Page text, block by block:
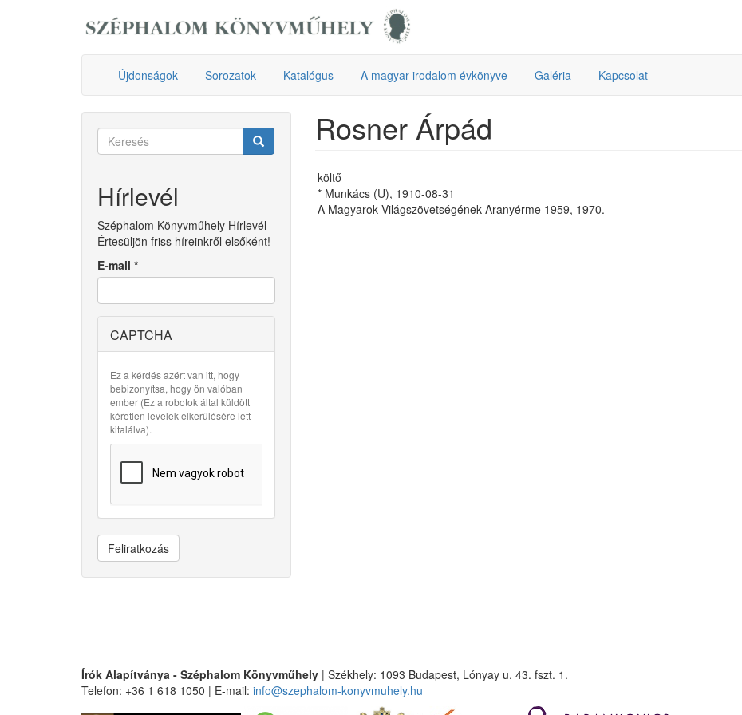
Újdonságok Sorozatok Katalógus A magyar irodalom évkönyve Galéria Kapcsolat
Keresés
Hírlevél
Széphalom Könyvműhely Hírlevél -
Értesüljön friss híreinkről elsőként!
E-mail *
CAPTCHA
Ez a kérdés azért van itt, hogy
bebizonyítsa, hogy ön valóban
ember (Ez a robotok által küldött
kéretlen levelek elkerülésére lett
kitalálva).
Feliratkozás
Rosner Árpád
költő
* Munkács (U), 1910-08-31
A Magyarok Világszövetségének Aranyérme 1959, 1970.
Írók Alapítványa - Széphalom Könyvműhely | Székhely: 1093 Budapest, Lónyay u. 43. fszt. 1.
Telefon: +36 1 618 1050 | E-mail: info@szephalom-konyvmuhely.hu